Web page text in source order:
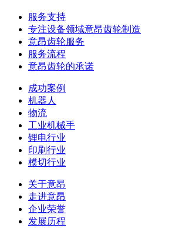
服务支持
专注设备领域意昂齿轮制造
意昂齿轮服务
服务流程
意昂齿轮的承诺
成功案例
机器人
物流
工业机械手
锂电行业
印刷行业
模切行业
关于意昂
走进意昂
企业荣誉
发展历程